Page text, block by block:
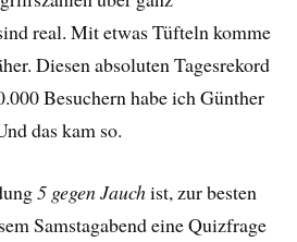
real. Mit etwas Tüfteln komme
Diesen absoluten Tagesrekord
Besuchern habe ich Günther
das kam so.
5 gegen Jauchist, zur besten
Samstagabend eine Quizfrage